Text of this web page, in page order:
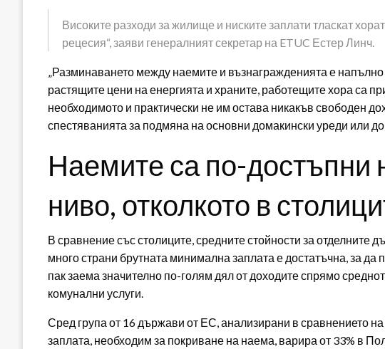
Високите разходи за жилище и ниските заплати тласкат
рецесия“, заяви генералният секретар на ETUC Естер Линч.
„Разминаването между наемите и възнагражденията е
растящите цени на енергията и храните, работещите хора са
необходимото и практически не им остава никакъв свободен
спестяванията за подмяна на основни домакински уреди или
Наемите са по-достъпни
ниво, отколкото в
В сравнение със столиците, средните стойности за отделните
много страни брутната минимална заплата е достатъчна, за
пак заема значително по-голям дял от доходите спрямо
комунални услуги.
Сред група от 16 държави от ЕС, анализирани в сравнението
заплата, необходим за покриване на наема, варира от 33% в